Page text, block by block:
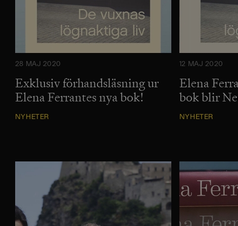
28 MAJ 2020
Exklusiv förhandsläsning ur
Elena Ferrantes nya bok!
NYHETER
12 MAJ 2020
Elena
bok blir
NYHETER